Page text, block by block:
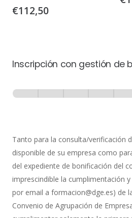
€112,50
Inscripción con gestión de
-
de
Bonificación
Tanto para la consulta/verificación
disponible de su empresa como
del expediente de bonificación del
imprescindible la cumplimentación
por email a formacion@dge.es) de
Convenio de Agrupación de